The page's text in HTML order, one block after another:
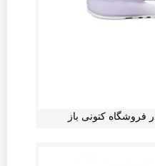
کتونی باز